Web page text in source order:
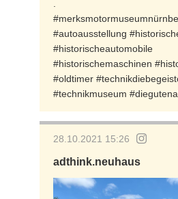
#autoausstellung
#historischeautomobile
#historischemaschinen
#oldtimer
#technikmuseum
28.10.2021 15:26
adthink.neuhaus